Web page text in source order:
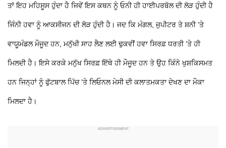
ਤਾਂ ਇਹ ਮਹਿਸੂਸ ਹੁੰਦਾ ਹੈ ਜਿਵੇਂ ਇਸ ਕਥਨ ਨੂੰ ਓਨੀ ਹੀ ਹਾਈਪਰਬੋਲ ਦੀ ਲੋੜ ਹੁੰਦੀ ਹੈ
ਜਿੰਨੀ ਹਵਾ ਨੂੰ ਆਕਸੀਜਨ ਦੀ ਲੋੜ ਹੁੰਦੀ ਹੈ। ਜਦ ਕਿ ਮੰਗਲ, ਜੁਪੀਟਰ ਤੇ ਸ਼ਨੀ ’ਤੇ
ਵਾਯੂਮੰਡਲ ਮੌਜੂਦ ਹਨ, ਮਨੁੱਖੀ ਸਾਹ ਲੈਣ ਲਈ ਢੁਕਵੀਂ ਹਵਾ ਸਿਰਫ਼ ਧਰਤੀ ’ਤੇ ਹੀ
ਮਿਲਦੀ ਹੈ। ਇਸੇ ਕਰਕੇ ਮਨੁੱਖ ਸਿਰਫ਼ ਇੱਥੇ ਹੀ ਮੌਜੂਦ ਹਨ ਤੇ ਉਹ ਕਿੰਨੇ ਖੁਸ਼ਕਿਸਮਤ
ਹਨ ਜਿਨ੍ਹਾਂ ਨੂੰ ਫੁੱਟਬਾਲ ਪਿੱਚ ’ਤੇ ਲਿਓਨਲ ਮੇਸੀ ਦੀ ਕਲਾਤਮਕਤਾ ਦੇਖਣ ਦਾ ਮੌਕਾ
ਮਿਲਦਾ ਹੈ।